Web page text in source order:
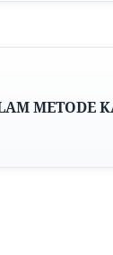
METODE